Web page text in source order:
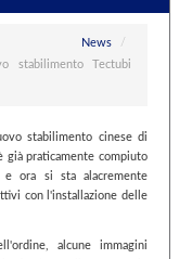
News
/
stabilimento Tectubi
stabilimento cinese di
già praticamente compiuto
ora si sta alacremente
con l'installazione delle
alcune immagini